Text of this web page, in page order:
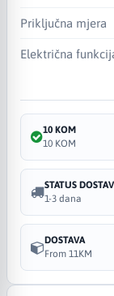
Priključna mjera
Električna
10 KOM
10 KOM
STATUS
1-3 dana
DOSTAVA
From 11KM